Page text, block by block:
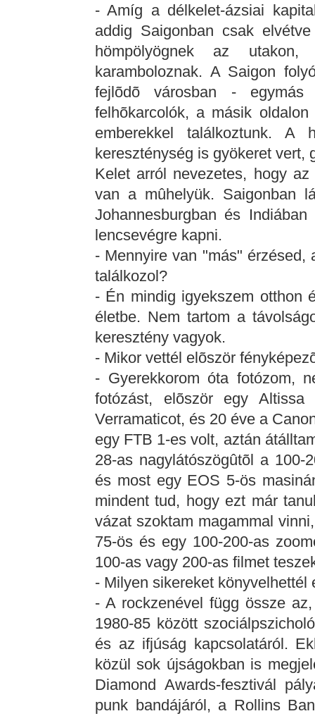
- Amíg a délkelet-ázsiai
addig Saigonban csak
hömpölyögnek az
karamboloznak. A Saigon
fejlõdõ városban -
felhõkarcolók, a másik
emberekkel találkoztunk. A
kereszténység is gyökeret vert,
Kelet arról nevezetes, hogy
van a mûhelyük. Saigonban
Johannesburgban és
lencsevégre kapni.
- Mennyire van "más" érzésed,
találkozol?
- Én mindig igyekszem otthon
életbe. Nem tartom a
keresztény vagyok.
- Mikor vettél elõször
- Gyerekkorom óta fotózom,
fotózást, elõször egy
Verramaticot, és 20 éve a
egy FTB 1-es volt, aztán
28-as nagylátószögûtõl a 100-
és most egy EOS 5-ös
mindent tud, hogy ezt már
vázat szoktam magammal
75-ös és egy 100-200-as
100-as vagy 200-as filmet
- Milyen sikereket könyvelhettél
- A rockzenével függ össze
1980-85 között
és az ifjúság kapcsolatáról.
közül sok újságokban is
Diamond Awards-fesztivál
punk bandájáról, a Rollins